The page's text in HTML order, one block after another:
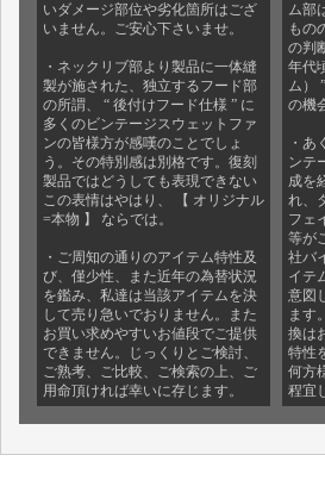
いダメージ部位や劣化箇所はござ
いません。ご安心下さいませ。
・ネックリブ部より製品に一体縫
製が施された、独立するフード部
の所謂、 “ 後付けフード仕様 ” に
多くのビンテージスウェットファ
ンの皆様方が感嘆のことでしょ
う。その特別感は別格です。復刻
製品ではどうしても表現できない
この表情はやはり、 【 オリジナル
=本物 】 ならでは。
・ご周知の通りのアイテム特性及
び、僅少性、また近年の為替状況
を鑑み、私達は当該アイテムを決
して売り急いでおりません。また
お買い求めやすいお値段でご提供
できません。じっくりとご検討、
ご熟考、ご比較、ご検索の上、ご
用命頂ければ幸いに存じます。
ム部
もの
の判
年代
ム）
の機
・あ
ンテ
成を
れ、
フェ
等が
社バ
イテ
意図
ます
換は
特性
何方
程宜